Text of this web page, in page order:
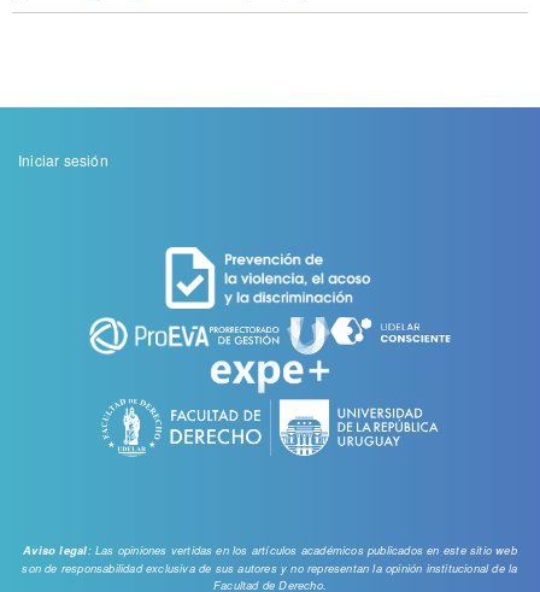
Menu
Iniciar sesión
Aviso legal: Las opiniones vertidas en los artículos académicos publicados en este sitio web
son de responsabilidad exclusiva de sus autores y no representan la opinión institucional de la
Facultad de Derecho.